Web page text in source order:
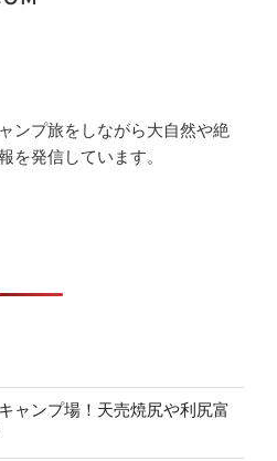
ンプ旅をしながら大自然や絶
を発信しています。
ャンプ場！天売焼尻や利尻富